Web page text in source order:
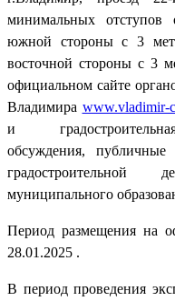
минимальных отступов
южной стороны с 3
восточной стороны с 3
официальном сайте
Владимира www.vladimir-
и
обсуждения,
градостроительной
муниципального
Период размещения на
28.01.2025 .
В период проведения